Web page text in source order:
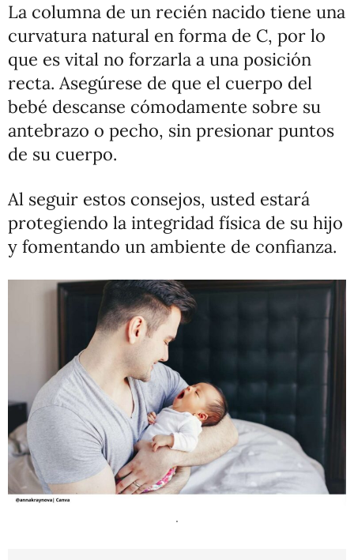
La columna de un recién nacido tiene una
curvatura natural en forma de C, por lo
que es vital no forzarla a una posición
recta. Asegúrese de que el cuerpo del
bebé descanse cómodamente sobre su
antebrazo o pecho, sin presionar puntos
de su cuerpo.
Al seguir estos consejos, usted estará
protegiendo la integridad física de su hijo
y fomentando un ambiente de confianza.
.